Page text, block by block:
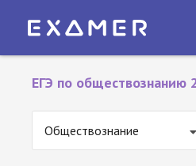
ЕГЭ по обществознанию
Обществознание